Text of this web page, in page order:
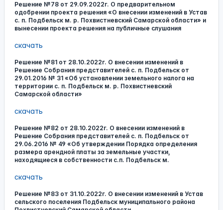
Решение №78 от 29.09.2022г. О предварительном
одобрении проекта решения «О внесении изменений в Устав
с. п. Подбельск м. р. Похвистневский Самарской области» и
вынесении проекта решения на публичные слушания
скачать
Решение №81 от 28.10.2022г. О внесении изменений в
Решение Собрания представителей с. п. Подбельск от
29.01.2016 № 31 «Об установлении земельного налога на
территории с. п. Подбельск м. р. Похвистневский
Самарской области»
скачать
Решение №82 от 28.10.2022г. О внесении изменений в
Решение Собрания представителей с. п. Подбельск от
29.06.2016 № 49 «Об утверждении Порядка определения
размера арендной платы за земельные участки,
находящиеся в собственности с.п. Подбельск м.
скачать
Решение №83 от 31.10.2022г. О внесении изменений в Устав
сельского поселения Подбельск муниципального района